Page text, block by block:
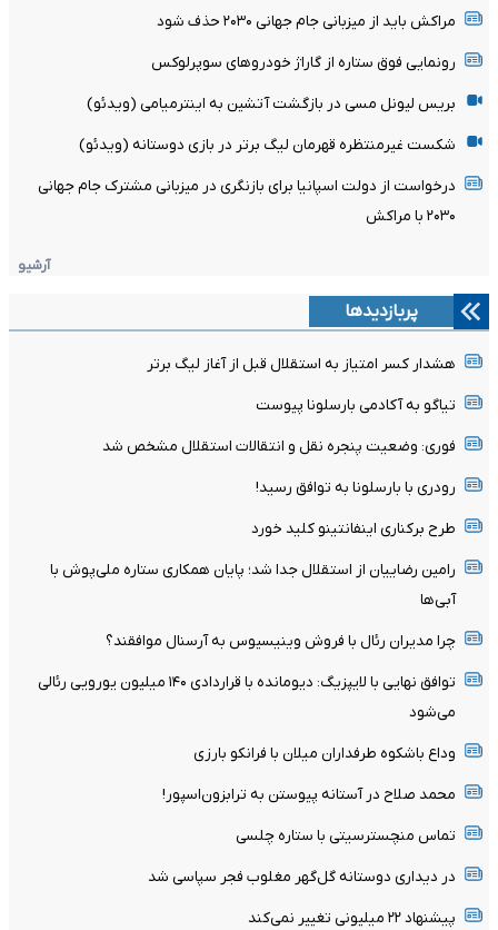
مراکش باید از میزبانی جام جهانی ۲۰۳۰ حذف شود
رونمایی فوق ستاره از گاراژ خودروهای سوپرلوکس
بریس لیونل مسی در بازگشت آتشین به اینترمیامی (ویدئو)
شکست غیرمنتظره قهرمان لیگ برتر در بازی دوستانه (ویدئو)
درخواست از دولت اسپانیا برای بازنگری در میزبانی مشترک جام جهانی
۲۰۳۰ با مراکش
آرشیو
پربازدیدها
هشدار کسر امتیاز به استقلال قبل از آغاز لیگ برتر
تیاگو به آکادمی بارسلونا پیوست
فوری: وضعیت پنجره نقل و انتقالات استقلال مشخص شد
رودری با بارسلونا به توافق رسید!
طرح برکناری اینفانتینو کلید خورد
رامین رضاییان از استقلال جدا شد؛ پایان همکاری ستاره ملی‌پوش با
آبی‌ها
چرا مدیران رئال با فروش وینیسیوس به آرسنال موافقند؟
توافق نهایی با لایپزیگ: دیومانده با قراردادی ۱۴۰ میلیون یورویی رئالی
می‌شود
وداع باشکوه طرفداران میلان با فرانکو بارزی
محمد صلاح در آستانه پیوستن به ترابزون‌اسپور!
تماس منچسترسیتی با ستاره چلسی
در دیداری دوستانه گل‌گهر مغلوب فجر سپاسی شد
پیشنهاد ۲۲ میلیونی تغییر نمی‌کند